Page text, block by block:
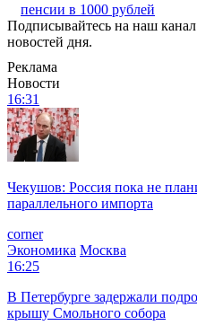
пенсии в 1000 рублей
Подписывайтесь на наш
новостей дня.
Реклама
Новости
16:31
Чекушов: Россия пока не
параллельного импорта
corner
Экономика Москва
16:25
В Петербурге задержали
крышу Смольного собора